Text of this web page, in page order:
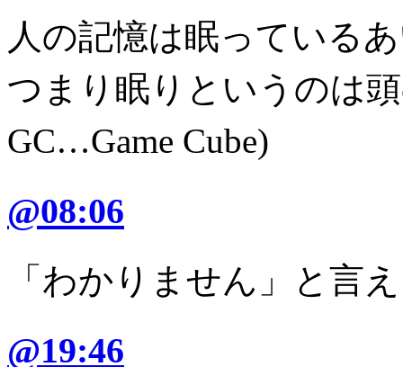
人の記憶は眠っている
つまり眠りというのは
GC…Game Cube)
@08:06
「わかりません」と言
@19:46